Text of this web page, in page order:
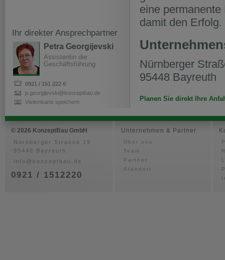
Ihr direkter Ansprechpartner
Petra Georgijevski
Assistentin der
Geschäftsführung
p.georgijevski@konzeptbau.de
Visitenkarte speichern
eine
damit den Erfolg.
Nürnberger
95448 Bayreuth
Planen Sie direkt Ihre
© 2026 KonzeptBau GmbH
Nürnberger Strasse 19
95448 Bayreuth
info@konzeptbau.de
0921 / 1512220
Unternehmen & Partner
Über uns
Team
Partner
Standort